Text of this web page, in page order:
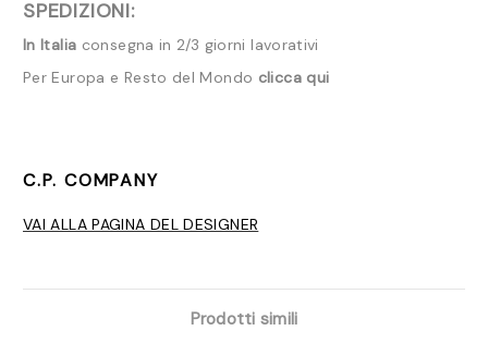
SPEDIZIONI:
In Italia consegna in 2/3 giorni lavorativi
Per Europa e Resto del Mondo clicca qui
C.P. COMPANY
VAI ALLA PAGINA DEL DESIGNER
Prodotti simili